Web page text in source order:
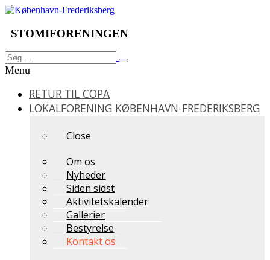
Videre
indhold
STOMIFORENINGEN
Søg
efter:
Søg
Menu
RETUR TIL COPA
LOKALFORENING KØBENHAVN-FREDERIKSBERG
Close
Om os
Nyheder
Siden sidst
Aktivitetskalender
Gallerier
Bestyrelse
Kontakt os